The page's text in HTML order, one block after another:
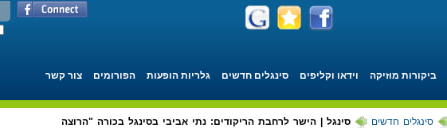
ביקורות מוזיקה וידאו וקליפים סינגלים חדשים גלריות הופעות הפורומים צור קשר
סינגלים חדשים
סינגל | הישר לרחבת הריקודים: נתי אביבי בסינגל בכורה "הרוצה